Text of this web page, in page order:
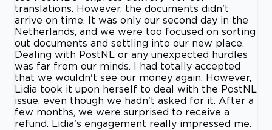
translations. However, the documents didn't
arrive on time. It was only our second day in the
Netherlands, and we were too focused on sorting
out documents and settling into our new place.
Dealing with PostNL or any unexpected hurdles
was far from our minds. I had totally accepted
that we wouldn't see our money again. However,
Lidia took it upon herself to deal with the PostNL
issue, even though we hadn't asked for it. After a
few months, we were surprised to receive a
refund. Lidia's engagement really impressed me.